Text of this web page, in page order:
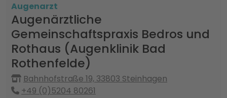
Augenarzt
Augenärztliche
Gemeinschaftspraxis Bedros und
Rothaus (Augenklinik Bad
Rothenfelde)
Bahnhofstraße 19, 33803 Steinhagen
+49 (0)5204 80261